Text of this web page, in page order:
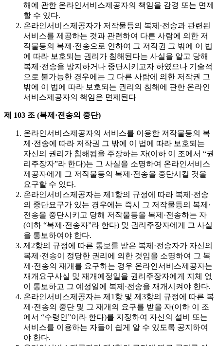
해에 관한 온라인서비스제공자의 책임을 감경 또는 면제
할 수 있다.
온라인서비스제공자가 저작물등의 복제·전송과 관련된
서비스를 제공하는 것과 관련하여 다른 사람에 의한 저
작물등의 복제·전송으로 인하여 그 저작권 그 밖에 이 법
에 따라 보호되는 권리가 침해된다는 사실을 알고 당해
복제·전송을 방지하거나 중단시키고자 하였으나 기술적
으로 불가능한 경우에는 그 다른 사람에 의한 저작권 그
밖에 이 법에 따라 보호되는 권리의 침해에 관한 온라인
서비스제공자의 책임은 면제된다
제 103 조 (복제·전송의 중단)
온라인서비스제공자의 서비스를 이용한 저작물등의 복
제·전송에 따라 저작권 그 밖에 이 법에 따라 보호되는
자신의 권리가 침해됨을 주장하는 자(이하 이 조에서 “권
리주장자”라 한다)는 그 사실을 소명하여 온라인서비스
제공자에게 그 저작물등의 복제·전송을 중단시킬 것을
요구할 수 있다.
온라인서비스제공자는 제1항의 규정에 따라 복제·전송
의 중단요구가 있는 경우에는 즉시 그 저작물등의 복제·
전송을 중단시키고 당해 저작물등을 복제·전송하는 자
(이하 “복제·전송자”라 한다) 및 권리주장자에게 그 사실
을 통보하여야 한다.
제2항의 규정에 따른 통보를 받은 복제·전송자가 자신의
복제·전송이 정당한 권리에 의한 것임을 소명하여 그 복
제·전송의 재개를 요구하는 경우 온라인서비스제공자는
재개요구사실 및 재개예정일을 권리주장자에게 지체 없
이 통보하고 그 예정일에 복제·전송을 재개시켜야 한다.
온라인서비스제공자는 제1항 및 제3항의 규정에 따른 복
제·전송의 중단 및 그 재개의 요구를 받을 자(이하 이 조
에서 “수령인”이라 한다)를 지정하여 자신의 설비 또는
서비스를 이용하는 자들이 쉽게 알 수 있도록 공지하여
야 한다.